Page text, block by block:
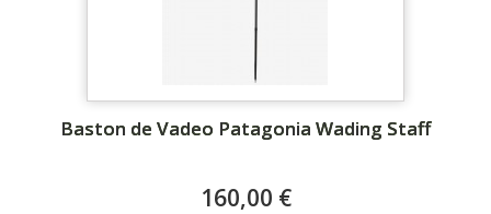
Baston de Vadeo Patagonia Wading Staff
160,00 €